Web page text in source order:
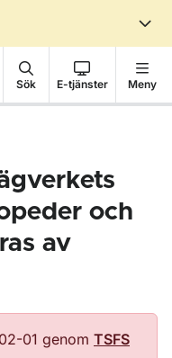
Sök E-tjänster Meny
och
av
01 genom TSFS